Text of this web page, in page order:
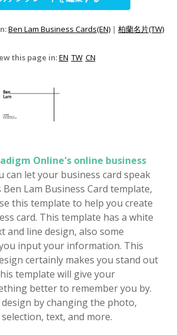
Ben Lam Business Cards(EN) | 柏蘭名片(TW)
this page in:EN TW CN
Online's online business
can let your business card speak
Lam Business Card template,
this template to help you create
card. This template has a white
and line design, also some
input your information. This
certainly makes you stand out
template will give your
better to remember you by.
by changing the photo,
text, and more.